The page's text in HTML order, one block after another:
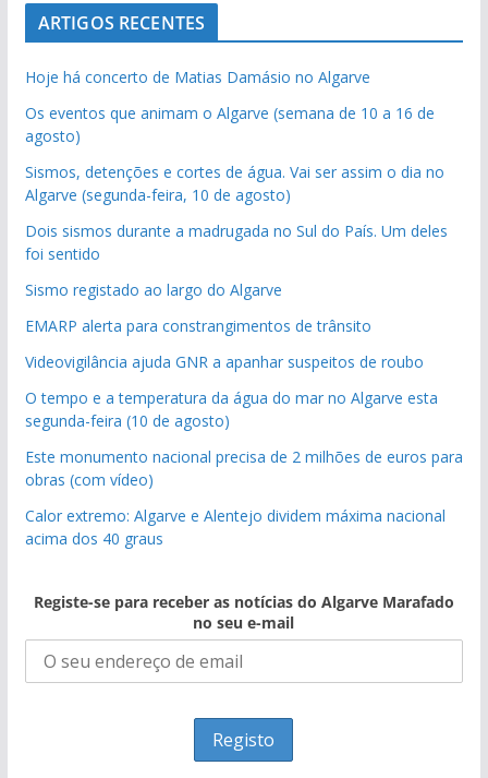
ARTIGOS RECENTES
Hoje há concerto de Matias Damásio no Algarve
Os eventos que animam o Algarve (semana de 10 a 16 de
agosto)
Sismos, detenções e cortes de água. Vai ser assim o dia no
Algarve (segunda-feira, 10 de agosto)
Dois sismos durante a madrugada no Sul do País. Um deles
foi sentido
Sismo registado ao largo do Algarve
EMARP alerta para constrangimentos de trânsito
Videovigilância ajuda GNR a apanhar suspeitos de roubo
O tempo e a temperatura da água do mar no Algarve esta
segunda-feira (10 de agosto)
Este monumento nacional precisa de 2 milhões de euros para
obras (com vídeo)
Calor extremo: Algarve e Alentejo dividem máxima nacional
acima dos 40 graus
Registe-se para receber as notícias do Algarve Marafado
no seu e-mail